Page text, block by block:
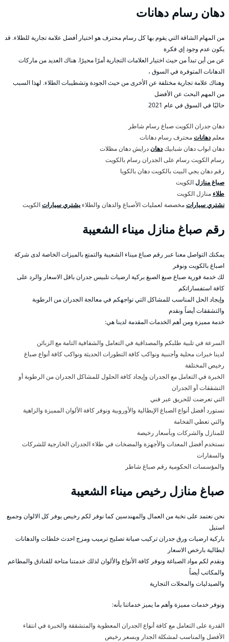
دهان رسام دهانات
من المهام الشاقة التي يقوم بها كل رسام محترف هو اختيار أفضل علامة تجارية للطلاء. قد
يكون عدم وجود إي فكرة
عن من أين تبدأ من حيث اختيار العلامات التجارية أمرًا محيرًا. هناك العديد من ماركات
الدهانات المتوفرة في السوق ،
وهناك علامة تجارية مختلفة عن الأخرى من حيث الجودة وتشطيبات الطلاء. لهذا السبب
من المهم البحث عن الأفضل
حاليًا في السوق في عام 2021
دهان جدران الكويت صباغ رسام شاطر
معلمدهاناتمحترف رسام دهانات
دهان ابواب دهان شبابيكدهاندرايش دهان مظلات
رسام الكويت رسام على الجدران رسام بالكويت
رقم دهان يجي البيت بالكويت دهان بالكويا
صباغ منازلالكويت
طلاء منازل الكويت
نشتري سياراتمخصصة لعمليات الأصباغ والدهان والطلاءيشتري سياراتالكويت
رقم صباغ منازل ميناء الشعيبة
يمكنك التواصل معنا عبر رقم صباغ ميناء الشعيبة والتمتع بالميزات الخاصة لدى شركة
اصباغ بالكويت ونوفر
لك خدمة فورية صباغ صبغ الصبغ بركية ارضيات تلبيس جدران باقل الاسعار والرد على
كافة استفساراتكم
وإيجاد الحل المناسب للمشاكل التي تواجهكم في معالجة الجدران من الرطوبة
والتشققات أيضاً ونقدم
خدمة مميزة ومن أهم الخدمات المقدمة لدينا هي:
السرعة في تلبية طلبكم والمصداقية في التعامل والشفافية التامة مع الزبائن
لدينا خبرات محلية وأجنبية ونواكب كافة التطورات الحديثة ونواكب كافة أنواع صباغ
رخيص المختلفة
الخبرة في التعامل مع الجدران وإيجاد كافة الحلول للمشاكل الجدران من الرطوبة أو
التشققات أو الجدران
التي تعرضت للحريق عبر فني
نستورد أفضل أنواع الصباغ الإيطالية والأوروبية ونوفر كافة الألوان المميزة والزاهية
والتي تعطي الفخامة
للمنازل والشركات وبأسعار رخيصة
نستخدم أفضل المعدات والأجهزة والمضخات في طلاء الجدران الخارجية للشركات
والسفارات
والمؤسسات الحكومية رقم صباغ شاطر
صباغ منازل رخيص ميناء الشعيبة
نحن نعتمد على نخبة من العمال والمهندسين كما نوفر لكم رخيص يوفر كل الالوان وجميع
استيل
باركية ارضيات ورق جدران تركيب صيانة تصليح ترميب ومزج احدث خلطات والدهانات
ايطالية بارخص الاسعار
ونقدم لكم مواد الصباغة ونوفر كافة الأنواع والألوان لذلك خدمتنا متاحة للفنادق والمطاعم
والمكاتب أيضاً
والصيدليات والمحلات التجارية
ونوفر خدمات مميزة وأهم ما يميز خدماتنا بأنه:
القدرة على التعامل مع كافة أنواع الجدران المعطوبة والمتشققة والخبرة في انتقاء
الأفضل والمناسب لمشكلة الجدار وبسعر رخيص